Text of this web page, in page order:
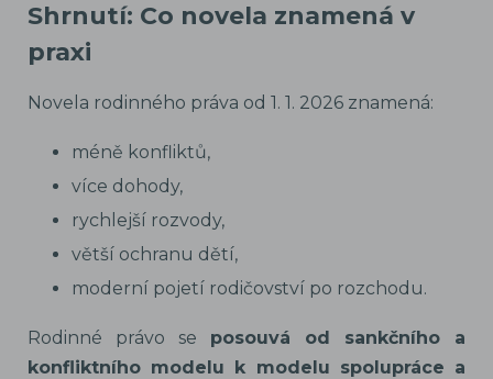
Shrnutí: Co novela znamená v
praxi
Novela rodinného práva od 1. 1. 2026 znamená:
méně konfliktů,
více dohody,
rychlejší rozvody,
větší ochranu dětí,
moderní pojetí rodičovství po rozchodu.
Rodinné právo se posouvá od sankčního a
konfliktního modelu k modelu spolupráce a